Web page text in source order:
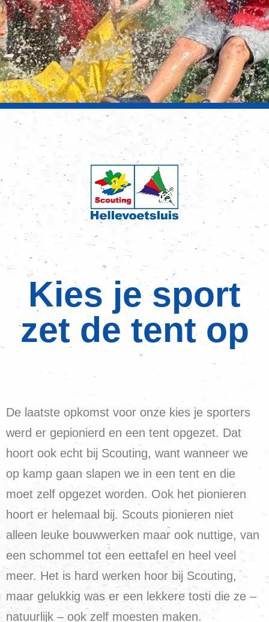
Kies je sport
zet de tent op
De laatste opkomst voor onze kies je sporters
werd er gepionierd en een tent opgezet. Dat
hoort ook echt bij Scouting, want wanneer we
op kamp gaan slapen we in een tent en die
moet zelf opgezet worden. Ook het pionieren
hoort er helemaal bij. Scouts pionieren niet
alleen leuke bouwwerken maar ook nuttige, van
een schommel tot een eettafel en heel veel
meer. Het is hard werken hoor bij Scouting,
maar gelukkig was er een lekkere tosti die ze –
natuurlijk – ook zelf moesten maken.